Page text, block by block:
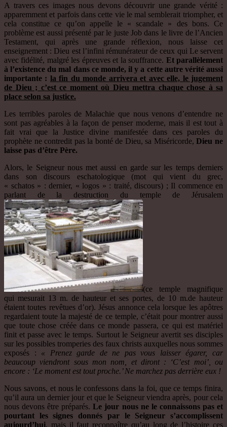
A travers ces images nous devons découvrir une grande vérité :
apparemment et parfois dans cette vie le mal semblerait triompher, et
cela constitue ce qu’on appelle le « scandale » des bons. Ce
problème est aussi présenté par le juste Job dans le livre de l’Ancien
Testament, qui après une grande réflexion, nous laisse cet
enseignement : Dieu est l’infini rémunérateur de ceux qui Le servent
avec fidélité, malgré les épreuves et la souffrance. Et parallèlement
à l’existence du mal dans ce monde, il y a cette autre vérité aussi
importante : la fin du monde arrivera et avec elle, le jugement
de Dieu ; c’est ce moment où Dieu mettra chaque chose à sa
place selon sa justice.
Les terribles paroles de Malachie que nous venons d’entendre ne
sont pas agréables à la façon de penser moderne, mais il est tout à
fait vrai que la Justice divine manifestée dans ces paroles du
prophète ne contredit pas la bonté de Dieu, sa Miséricorde,Dieu ne
laisse pas d’être Père.
Alors, le Seigneur nous met aussi en garde sur les temps derniers
dans son discours eschatologique (mot qui vient du grec,
« schatos » : dernier, « logos » : traité, discours) ; Il commence en
parlant de la destruction du temple de Jérusalem
(ce temple magnifique
qui mesurait 13 m. de hauteur et ses portes, de 10 m.de hauteur
étaient toutes revêtues d’or). Jésus annonce cela lorsque les apôtres
regardaient toute la majesté de ce temple, c’était pour montrer aussi
que toute chose créée dans ce monde passera, ce qui est matériel
finit et passe avec le temps. Surtout le Seigneur avertit ses disciples
sur les possibles tromperies des faux christs auxquelles nous sommes
exposés : « Prenez garde de ne pas vous laisser égarer, car
beaucoup viendront sous mon nom, et diront : ‘C’est moi’, ou
encore : ‘Le moment est tout proche.’ Ne marchez pas derrière eux !
Nous savons, et nous le confessons dans la foi, que ce temps finira,
qu’il aura un dernier jour et que le Seigneur viendra après, pour cela
nous devons être préparés.Le jour nous ne le connaissons pas et
pourtant les signes donnés par le Seigneur s’accomplissent
aujourd’hui, mais il faut reconnaître qu’au long de l’histoire ces